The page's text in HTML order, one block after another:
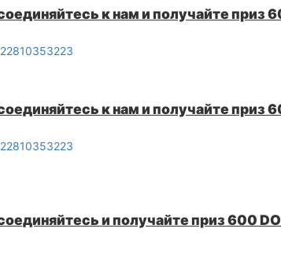
к нам и получайте приз
к нам и получайте приз
и получайте приз 600